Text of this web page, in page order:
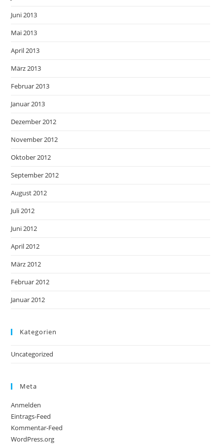
Juni 2013
Mai 2013
April 2013
März 2013
Februar 2013
Januar 2013
Dezember 2012
November 2012
Oktober 2012
September 2012
August 2012
Juli 2012
Juni 2012
April 2012
März 2012
Februar 2012
Januar 2012
Kategorien
Uncategorized
Meta
Anmelden
Eintrags-Feed
Kommentar-Feed
WordPress.org